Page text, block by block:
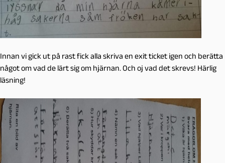
Innan vi gick ut på rast fick alla skriva en exit ticket igen och berätta
något om vad de lärt sig om hjärnan. Och oj vad det skrevs! Härlig
läsning!